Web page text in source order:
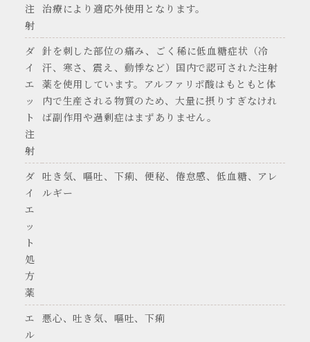
注
射
治療により適応外使用となります。
ダ
イ
エ
ッ
ト
注
射
針を刺した部位の痛み、ごく稀に低血糖症状（冷
汗、寒さ、震え、動悸など）国内で認可された注射
薬を使用しています。アルファリポ酸はもともと体
内で生産される物質のため、大量に摂りすぎなけれ
ば副作用や過剰症はまずありません。
ダ
イ
エ
ッ
ト
処
方
薬
吐き気、嘔吐、下痢、便秘、倦怠感、低血糖、アレ
ルギー
エ
ル
悪心、吐き気、嘔吐、下痢